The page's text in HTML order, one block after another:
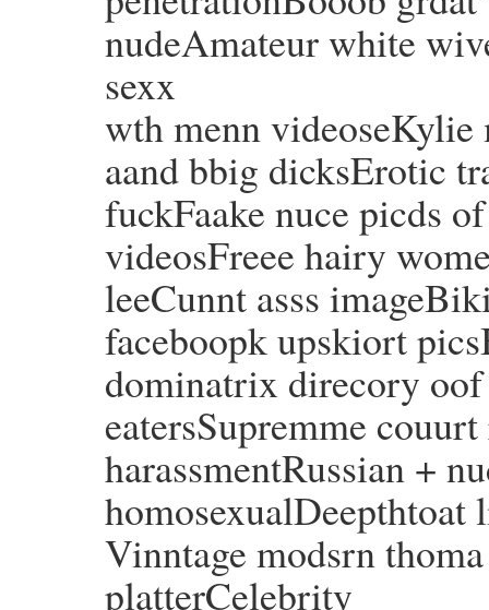
nudeAmateur white
sexx
wth menn
aand bbig dicksErotic
fuckFaake nuce picds
videosFreee hairy
leeCunnt asss
faceboopk upskiort
dominatrix direcory
eatersSupremme
harassmentRussian +
homosexualDeepthtoat
Vinntage modsrn
platterCelebrity